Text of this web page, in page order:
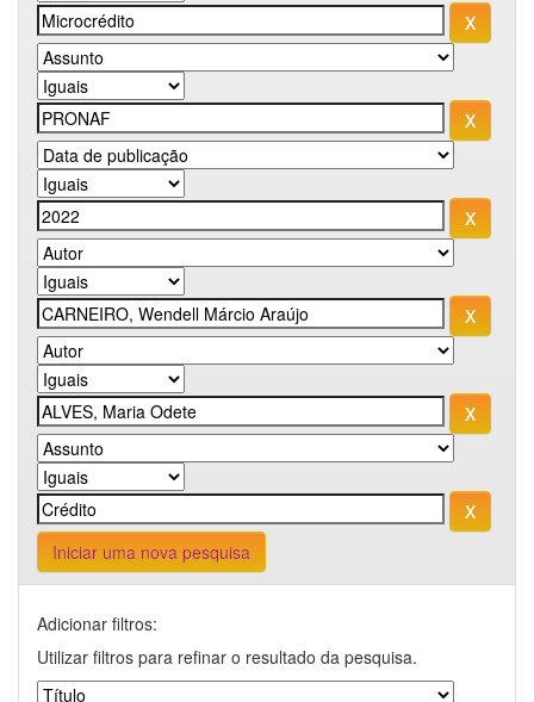
Iniciar uma nova pesquisa
Adicionar filtros:
Utilizar filtros para refinar o resultado da pesquisa.